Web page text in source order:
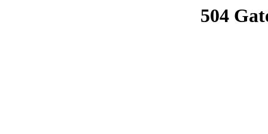
504